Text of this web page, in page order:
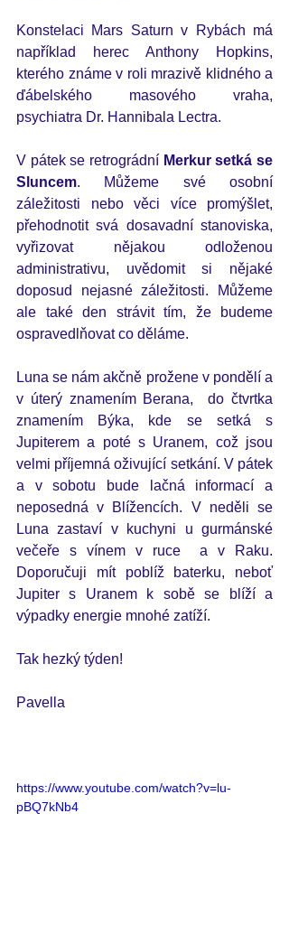
Konstelaci Mars Saturn v Rybách má
například herec Anthony Hopkins,
kterého známe v roli mrazivě klidného a
ďábelského masového vraha,
psychiatra Dr. Hannibala Lectra.
V pátek se retrográdní Merkur setká se
Sluncem. Můžeme své osobní
záležitosti nebo věci více promýšlet,
přehodnotit svá dosavadní stanoviska,
vyřizovat nějakou odloženou
administrativu, uvědomit si nějaké
doposud nejasné záležitosti. Můžeme
ale také den strávit tím, že budeme
ospravedlňovat co děláme.
Luna se nám akčně prožene v pondělí a
v úterý znamením Berana,  do čtvrtka
znamením Býka, kde se setká s
Jupiterem a poté s Uranem, což jsou
velmi příjemná oživující setkání. V pátek
a v sobotu bude lačná informací a
neposedná v Blížencích. V neděli se
Luna zastaví v kuchyni u gurmánské
večeře s vínem v ruce  a v Raku.
Doporučuji mít poblíž baterku, neboť
Jupiter s Uranem k sobě se blíží a
výpadky energie mnohé zatíží.
Tak hezký týden!
Pavella
https://www.youtube.com/watch?v=lu-
pBQ7kNb4